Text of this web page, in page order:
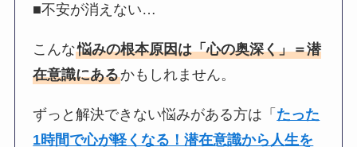
■不安が消えない…
こんな悩みの根本原因は「心の奥深く」＝潜
在意識にあるかもしれません。
ずっと解決できない悩みがある方は「 たった
1時間で心が軽くなる！潜在意識から人生を